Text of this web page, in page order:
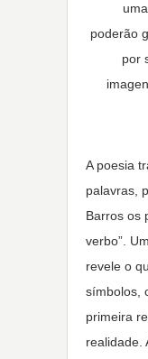
poderão
por
A poesia
palavras,
Barros os
verbo”.
revele o
símbolos,
primeira
realidade.